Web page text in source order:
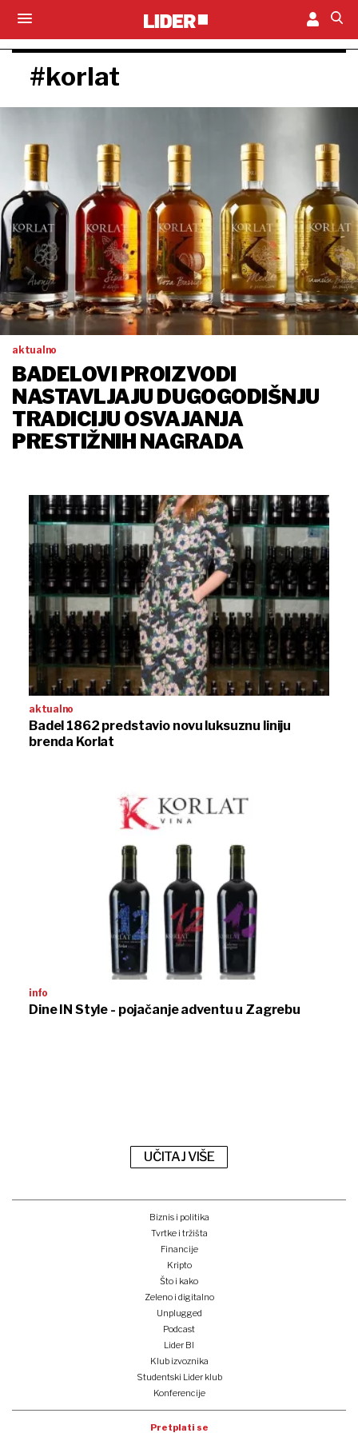
#korlat
aktualno
BADELOVI PROIZVODI
NASTAVLJAJU DUGOGODIŠNJU
TRADICIJU OSVAJANJA
PRESTIŽNIH NAGRADA
aktualno
Badel 1862 predstavio novu luksuznu liniju
brenda Korlat
info
Dine IN Style - pojačanje adventu u Zagrebu
UČITAJ VIŠE
Biznis i politika
Tvrtke i tržišta
Financije
Kripto
Što i kako
Zeleno i digitalno
Unplugged
Podcast
Lider BI
Klub izvoznika
Studentski Lider klub
Konferencije
Pretplati se